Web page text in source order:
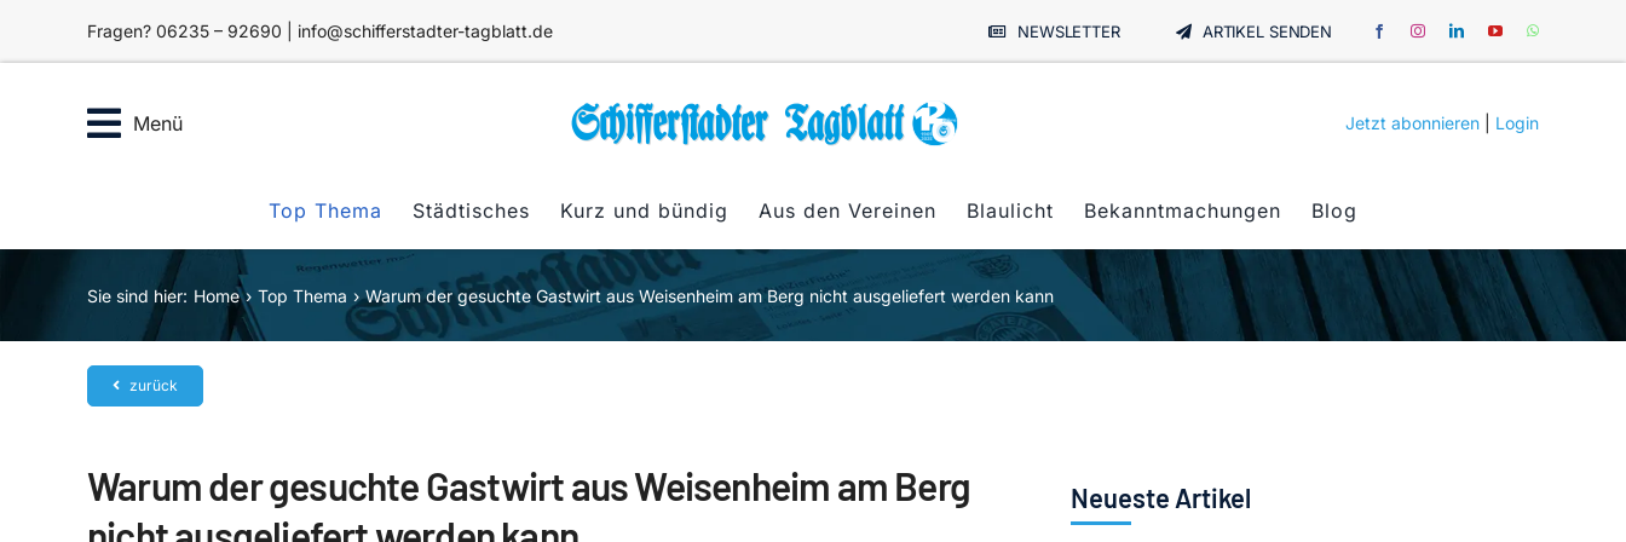
Fragen? 06235 – 92690 | info@schifferstadter-tagblatt.de NEWSLETTER ARTIKEL SENDEN
Menü Jetzt abonnieren Login
Top Thema Städtisches Kurz und bündig Aus den Vereinen Blaulicht Bekanntmachungen Blog
Sie sind hier: Home Top Thema Warum der gesuchte Gastwirt aus Weisenheim am Berg nicht ausgeliefert werden kann
zurück
Warum der gesuchte Gastwirt aus Weisenheim am Berg
Neueste Artikel